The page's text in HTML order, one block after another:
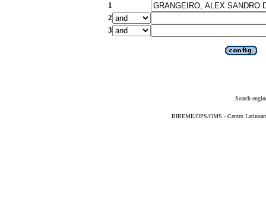
1
2
3
Search
BIREME/OPS/OMS - Centro